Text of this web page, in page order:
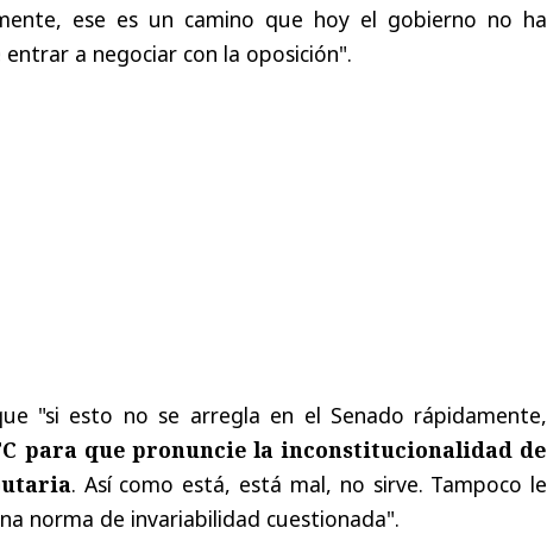
ese es un camino que hoy el gobierno no ha
a negociar con la oposición".
"si esto no se arregla en el Senado rápidamente,
para que pronuncie la inconstitucionalidad de
. Así como está, está mal, no sirve. Tampoco le
norma de invariabilidad cuestionada".